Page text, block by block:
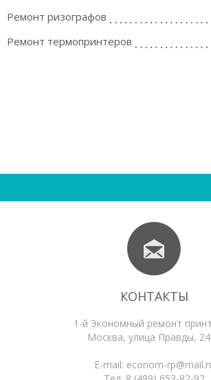
Ремонт ризографов
Ремонт термопринтеров
КОНТАКТЫ
1-й Экономный ремонт
Москва, улица Правды,
E-mail: econom-